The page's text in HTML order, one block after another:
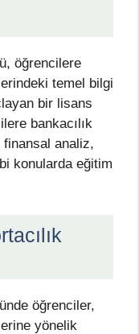
öğrencilere
temel bilgi
bir lisans
bankacılık
finansal analiz,
konularda eğitim
öğrenciler,
yönelik